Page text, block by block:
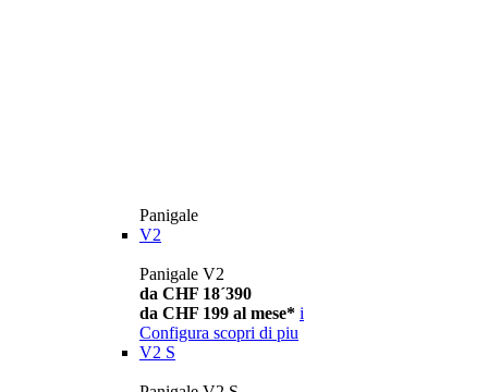
Panigale
V2
Panigale V2
da CHF 18´390
da CHF 199 al mese* i
Configura scopri di piu
V2 S